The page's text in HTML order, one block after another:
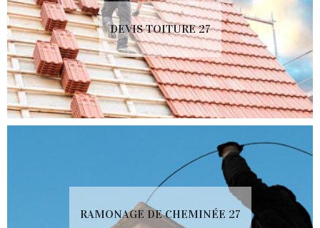
DEVIS TOITURE 27
RAMONAGE DE CHEMINÉE 27